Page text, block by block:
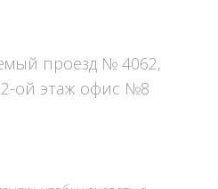
проезд № 4062,
ой этаж офис №8